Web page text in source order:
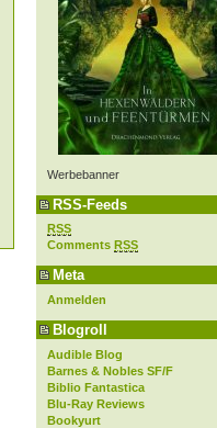
Werbebanner
RSS-Feeds
RSS
Comments RSS
Meta
Anmelden
Blogroll
Audible Blog
Barnes & Nobles SF/F
Biblio Fantastica
Blu-Ray Reviews
Bookyurt